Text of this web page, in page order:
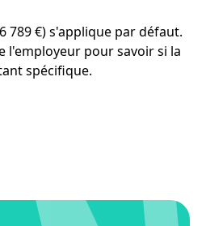
789 €) s'applique par défaut.
l'employeur pour savoir si la
spécifique.